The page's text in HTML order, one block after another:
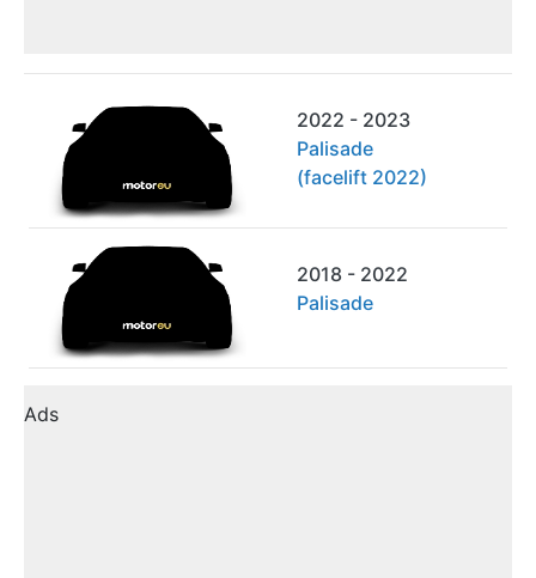
2022 - 2023
Palisade
(facelift 2022)
2018 - 2022
Palisade
Ads